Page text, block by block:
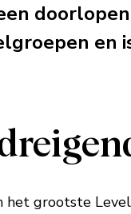
en
grootste